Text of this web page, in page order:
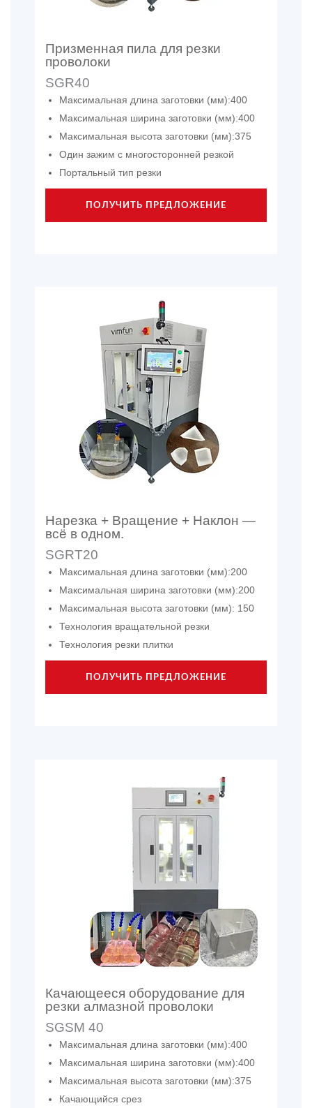
Призменная пила для резки
проволоки
SGR40
Максимальная длина заготовки (мм):400
Максимальная ширина заготовки (мм):400
Максимальная высота заготовки (мм):375
Один зажим с многосторонней резкой
Портальный тип резки
ПОЛУЧИТЬ ПРЕДЛОЖЕНИЕ
Нарезка + Вращение + Наклон —
всё в одном.
SGRT20
Максимальная длина заготовки (мм):200
Максимальная ширина заготовки (мм):200
Максимальная высота заготовки (мм): 150
Технология вращательной резки
Технология резки плитки
ПОЛУЧИТЬ ПРЕДЛОЖЕНИЕ
Качающееся оборудование для
резки алмазной проволоки
SGSM 40
Максимальная длина заготовки (мм):400
Максимальная ширина заготовки (мм):400
Максимальная высота заготовки (мм):375
Качающийся срез